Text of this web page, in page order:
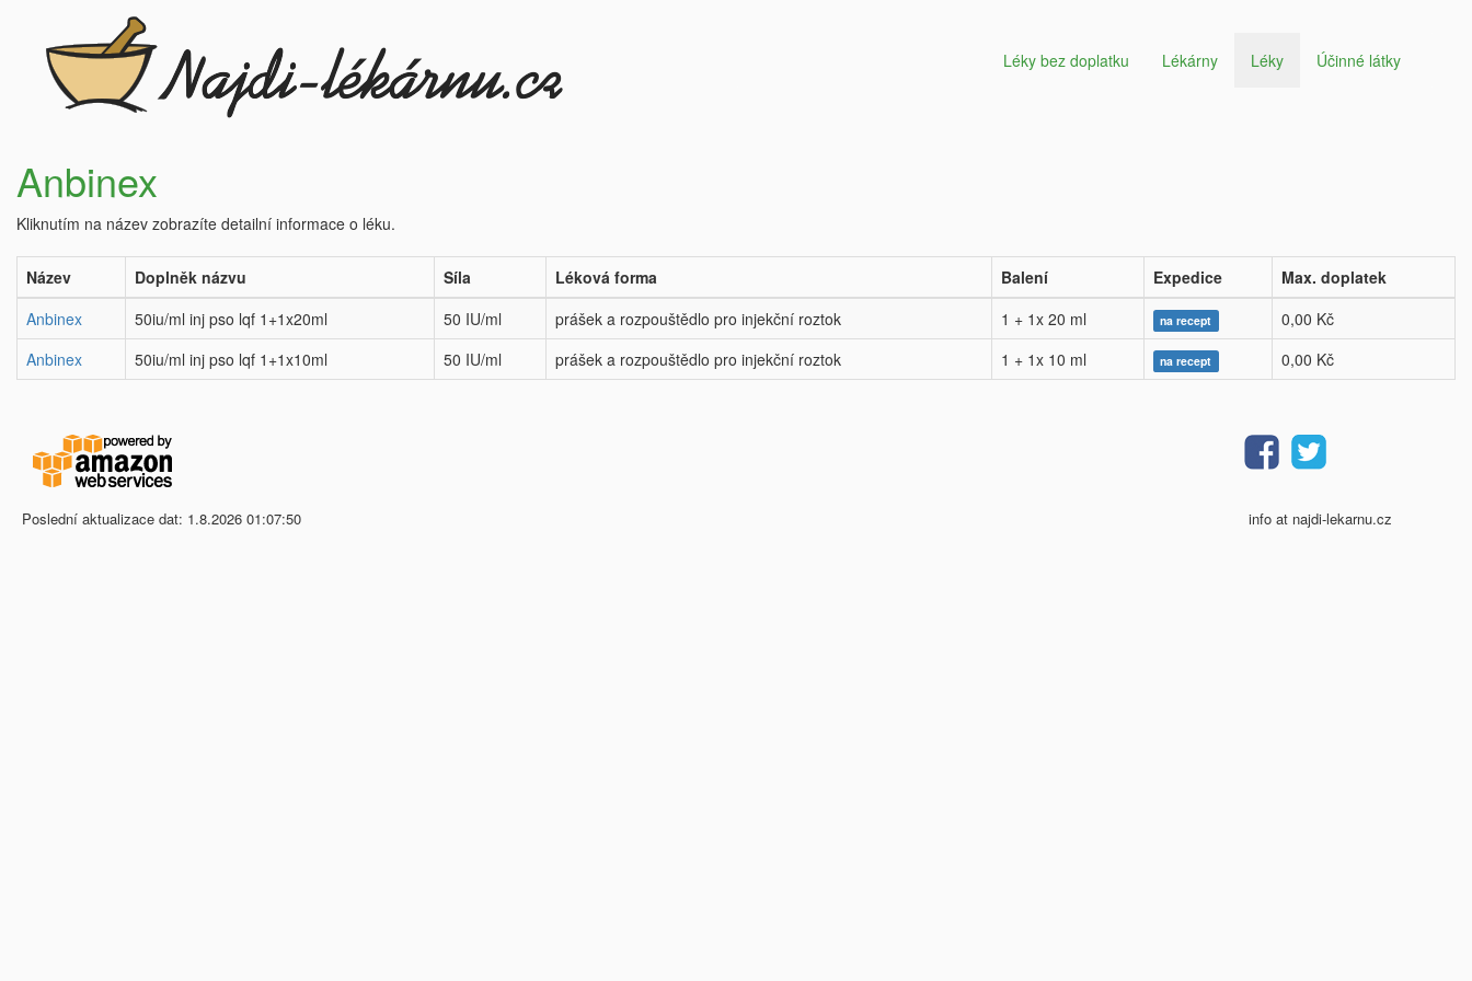
Léky bez doplatku Lékárny Léky Účinné látky
Anbinex
Kliknutím na název zobrazíte detailní informace o léku.
Název Doplněk názvu Síla Léková forma Balení Expedice
Max. doplatek
Anbinex
50iu/ml inj pso lqf 1+1x20ml 50 IU/ml prášek a rozpouštědlo pro injekční roztok 1 + 1x 20 ml na recept
0,00 Kč
Anbinex
50iu/ml inj pso lqf 1+1x10ml 50 IU/ml prášek a rozpouštědlo pro injekční roztok 1 + 1x 10 ml na recept 0,00 Kč
Poslední aktualizace dat: 1.8.2026 01:07:50 info at najdi-lekarnu.cz